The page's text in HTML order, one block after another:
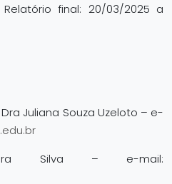
final: 20/03/2025 a
Juliana Souza Uzeloto – e-
Silva – e-mail: